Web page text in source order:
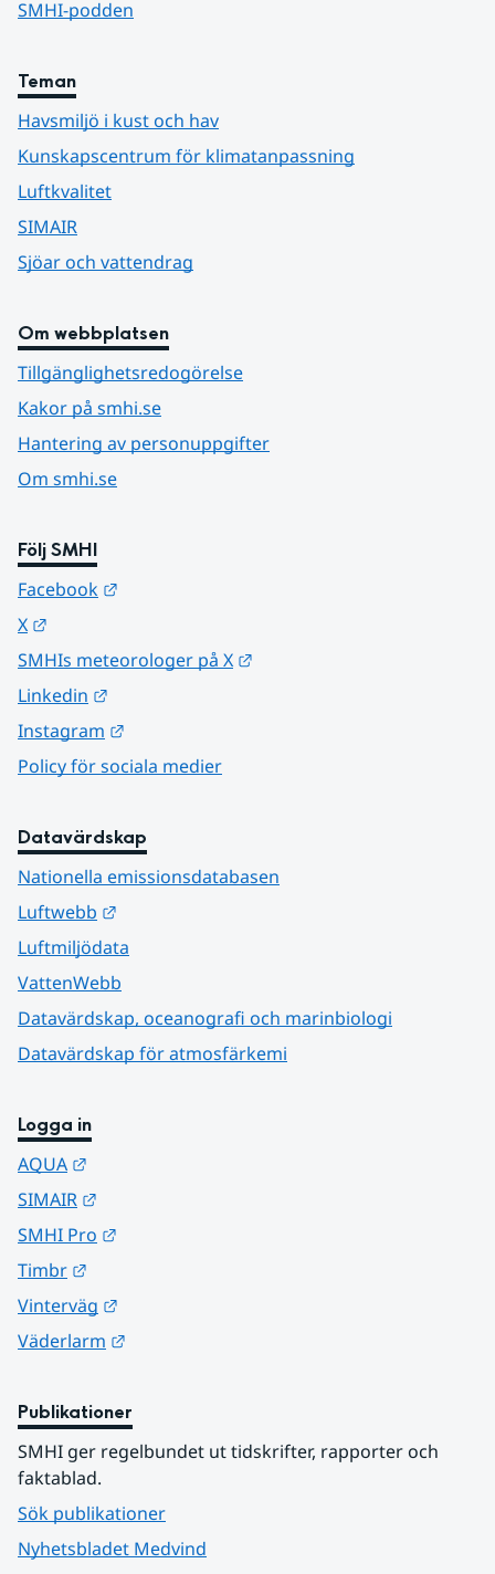
SMHI-podden
Teman
Havsmiljö i kust och hav
Kunskapscentrum för klimatanpassning
Luftkvalitet
SIMAIR
Sjöar och vattendrag
Om webbplatsen
Tillgänglighetsredogörelse
Kakor på smhi.se
Hantering av personuppgifter
Om smhi.se
Följ SMHI
Facebook
X
SMHIs meteorologer på X
Linkedin
Instagram
Policy för sociala medier
Datavärdskap
Nationella emissionsdatabasen
Luftwebb
Luftmiljödata
VattenWebb
Datavärdskap, oceanografi och marinbiologi
Datavärdskap för atmosfärkemi
Logga in
AQUA
SIMAIR
SMHI Pro
Timbr
Vinterväg
Väderlarm
Publikationer
SMHI ger regelbundet ut tidskrifter, rapporter och
faktablad.
Sök publikationer
Nyhetsbladet Medvind